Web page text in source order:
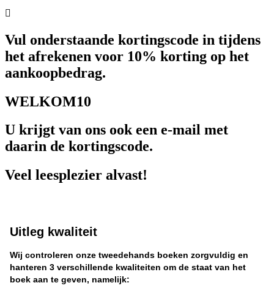
Vul onderstaande kortingscode in tijdens
het afrekenen voor 10% korting op het
aankoopbedrag.
WELKOM10
U krijgt van ons ook een e-mail met
daarin de kortingscode.
Veel leesplezier alvast!
Uitleg kwaliteit
Wij controleren onze tweedehands boeken zorgvuldig en
hanteren 3 verschillende kwaliteiten om de staat van het
boek aan te geven, namelijk: